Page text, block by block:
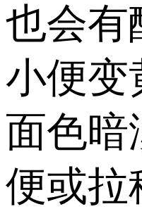
也会有
小便变
面色暗
便或拉